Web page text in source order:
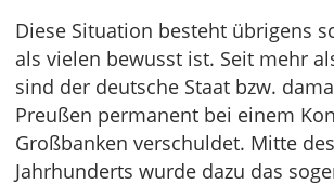
Diese Situation besteht übrigens
als vielen bewusst ist. Seit mehr
sind der deutsche Staat bzw.
Preußen permanent bei einem
Großbanken verschuldet. Mitte
Jahrhunderts wurde dazu das